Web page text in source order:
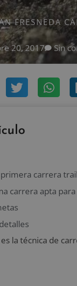
FRESNEDA
20, 2017 Sin
carrera
carrera apta
la técnica de